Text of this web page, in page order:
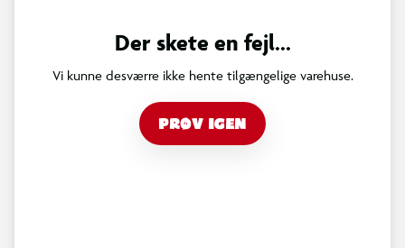
Der skete en fejl...
Vi kunne desværre ikke hente tilgængelige varehuse.
PRØV IGEN